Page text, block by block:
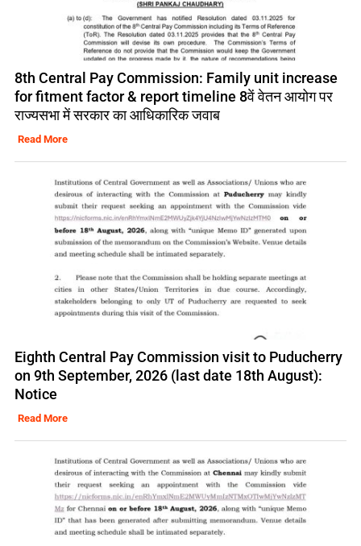
8th Central Pay Commission: Family unit increase
for fitment factor & report timeline 8वें वेतन आयोग पर
राज्यसभा में सरकार का आधिकारिक जवाब
Read More
Eighth Central Pay Commission visit to Puducherry
on 9th September, 2026 (last date 18th August):
Notice
Read More